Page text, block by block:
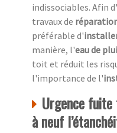
indissociables. Afin
travaux de
préférable d'
manière, l'eau de
toit et réduit les
l'importance de l'
Urgence
à neuf